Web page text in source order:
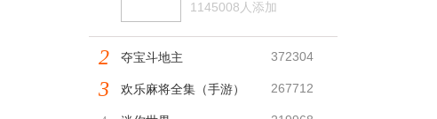
1145008人添加
2 夺宝斗地主 372304
3 欢乐麻将全集（手游） 267712